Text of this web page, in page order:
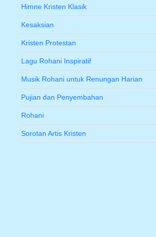
Himne Kristen Klasik
Kesaksian
Kristen Protestan
Lagu Rohani Inspiratif
Musik Rohani untuk Renungan Harian
Pujian dan Penyembahan
Rohani
Sorotan Artis Kristen